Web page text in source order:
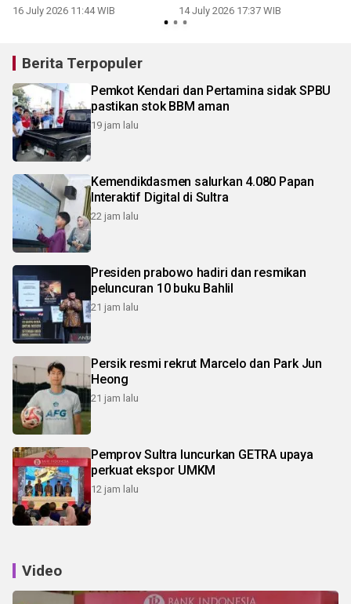
16 July 2026 11:44 WIB 14 July 2026 17:37 WIB
Berita Terpopuler
Pemkot Kendari dan Pertamina sidak SPBU
pastikan stok BBM aman
19 jam lalu
Kemendikdasmen salurkan 4.080 Papan
Interaktif Digital di Sultra
22 jam lalu
Presiden prabowo hadiri dan resmikan
peluncuran 10 buku Bahlil
21 jam lalu
Persik resmi rekrut Marcelo dan Park Jun
Heong
21 jam lalu
Pemprov Sultra luncurkan GETRA upaya
perkuat ekspor UMKM
12 jam lalu
Video